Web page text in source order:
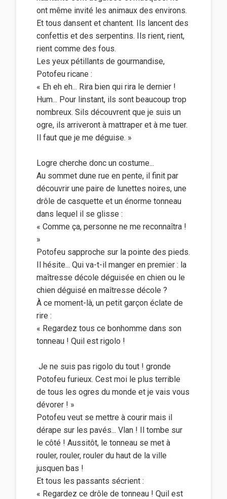
ont même invité les animaux des environs.
Et tous dansent et chantent. Ils lancent des
confettis et des serpentins. Ils rient, rient,
rient comme des fous.
Les yeux pétillants de gourmandise,
Potofeu ricane :
« Eh eh eh... Rira bien qui rira le dernier !
Hum... Pour linstant, ils sont beaucoup trop
nombreux. Sils découvrent que je suis un
ogre, ils arriveront à mattraper et à me tuer.
Il faut que je me déguise. »
Logre cherche donc un costume...
Au sommet dune rue en pente, il finit par
découvrir une paire de lunettes noires, une
drôle de casquette et un énorme tonneau
dans lequel il se glisse :
« Comme ça, personne ne me reconnaîtra !
»
Potofeu sapproche sur la pointe des pieds.
Il hésite... Qui va-t-il manger en premier : la
maîtresse décole déguisée en chien ou le
chien déguisé en maîtresse décole ?
À ce moment-là, un petit garçon éclate de
rire :
« Regardez tous ce bonhomme dans son
tonneau ! Quil est rigolo !
 Je ne suis pas rigolo du tout ! gronde
Potofeu furieux. Cest moi le plus terrible
de tous les ogres du monde et je vais vous
dévorer ! »
Potofeu veut se mettre à courir mais il
dérape sur les pavés... Vlan ! Il tombe sur
le côté ! Aussitôt, le tonneau se met à
rouler, rouler, rouler du haut de la ville
jusquen bas !
Et tous les passants sécrient :
« Regardez ce drôle de tonneau ! Quil est